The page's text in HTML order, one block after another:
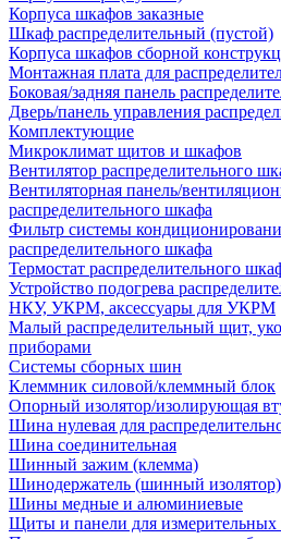
Корпуса шкафов заказные
Шкаф распределительный (пустой)
Корпуса шкафов сборной
Монтажная плата для
Боковая/задняя панель
Дверь/панель управления
Комплектующие
Микроклимат щитов и шкафов
Вентилятор распределительного
Вентиляторная панель/
распределительного шкафа
Фильтр системы
распределительного шкафа
Термостат распределительного
Устройство подогрева
НКУ, УКРМ, аксессуары для УКРМ
Малый распределительный щит,
приборами
Системы сборных шин
Клеммник силовой/клеммный блок
Опорный изолятор/изолирующая
Шина нулевая для
Шина соединительная
Шинный зажим (клемма)
Шинодержатель (шинный изолятор)
Шины медные и алюминиевые
Щиты и панели для измерительных